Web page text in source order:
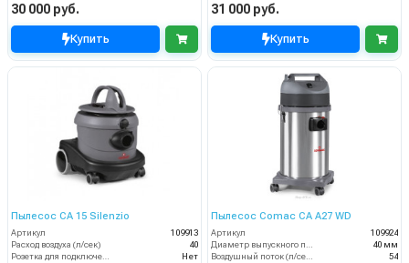
30 000 руб.
Купить
31 000 руб.
Купить
Пылесос CA 15 Silenzio
Артикул
109913
Расход воздуха (л/сек)
40
Розетка для подключения инструмента
Нет
Пылесос Comac CA A27 WD
Артикул
109924
Диаметр выпускного патрубка, мм
40 мм
Воздушный поток (л/сек)
54